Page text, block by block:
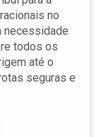
no
necessidade
todos os
até o
seguras e